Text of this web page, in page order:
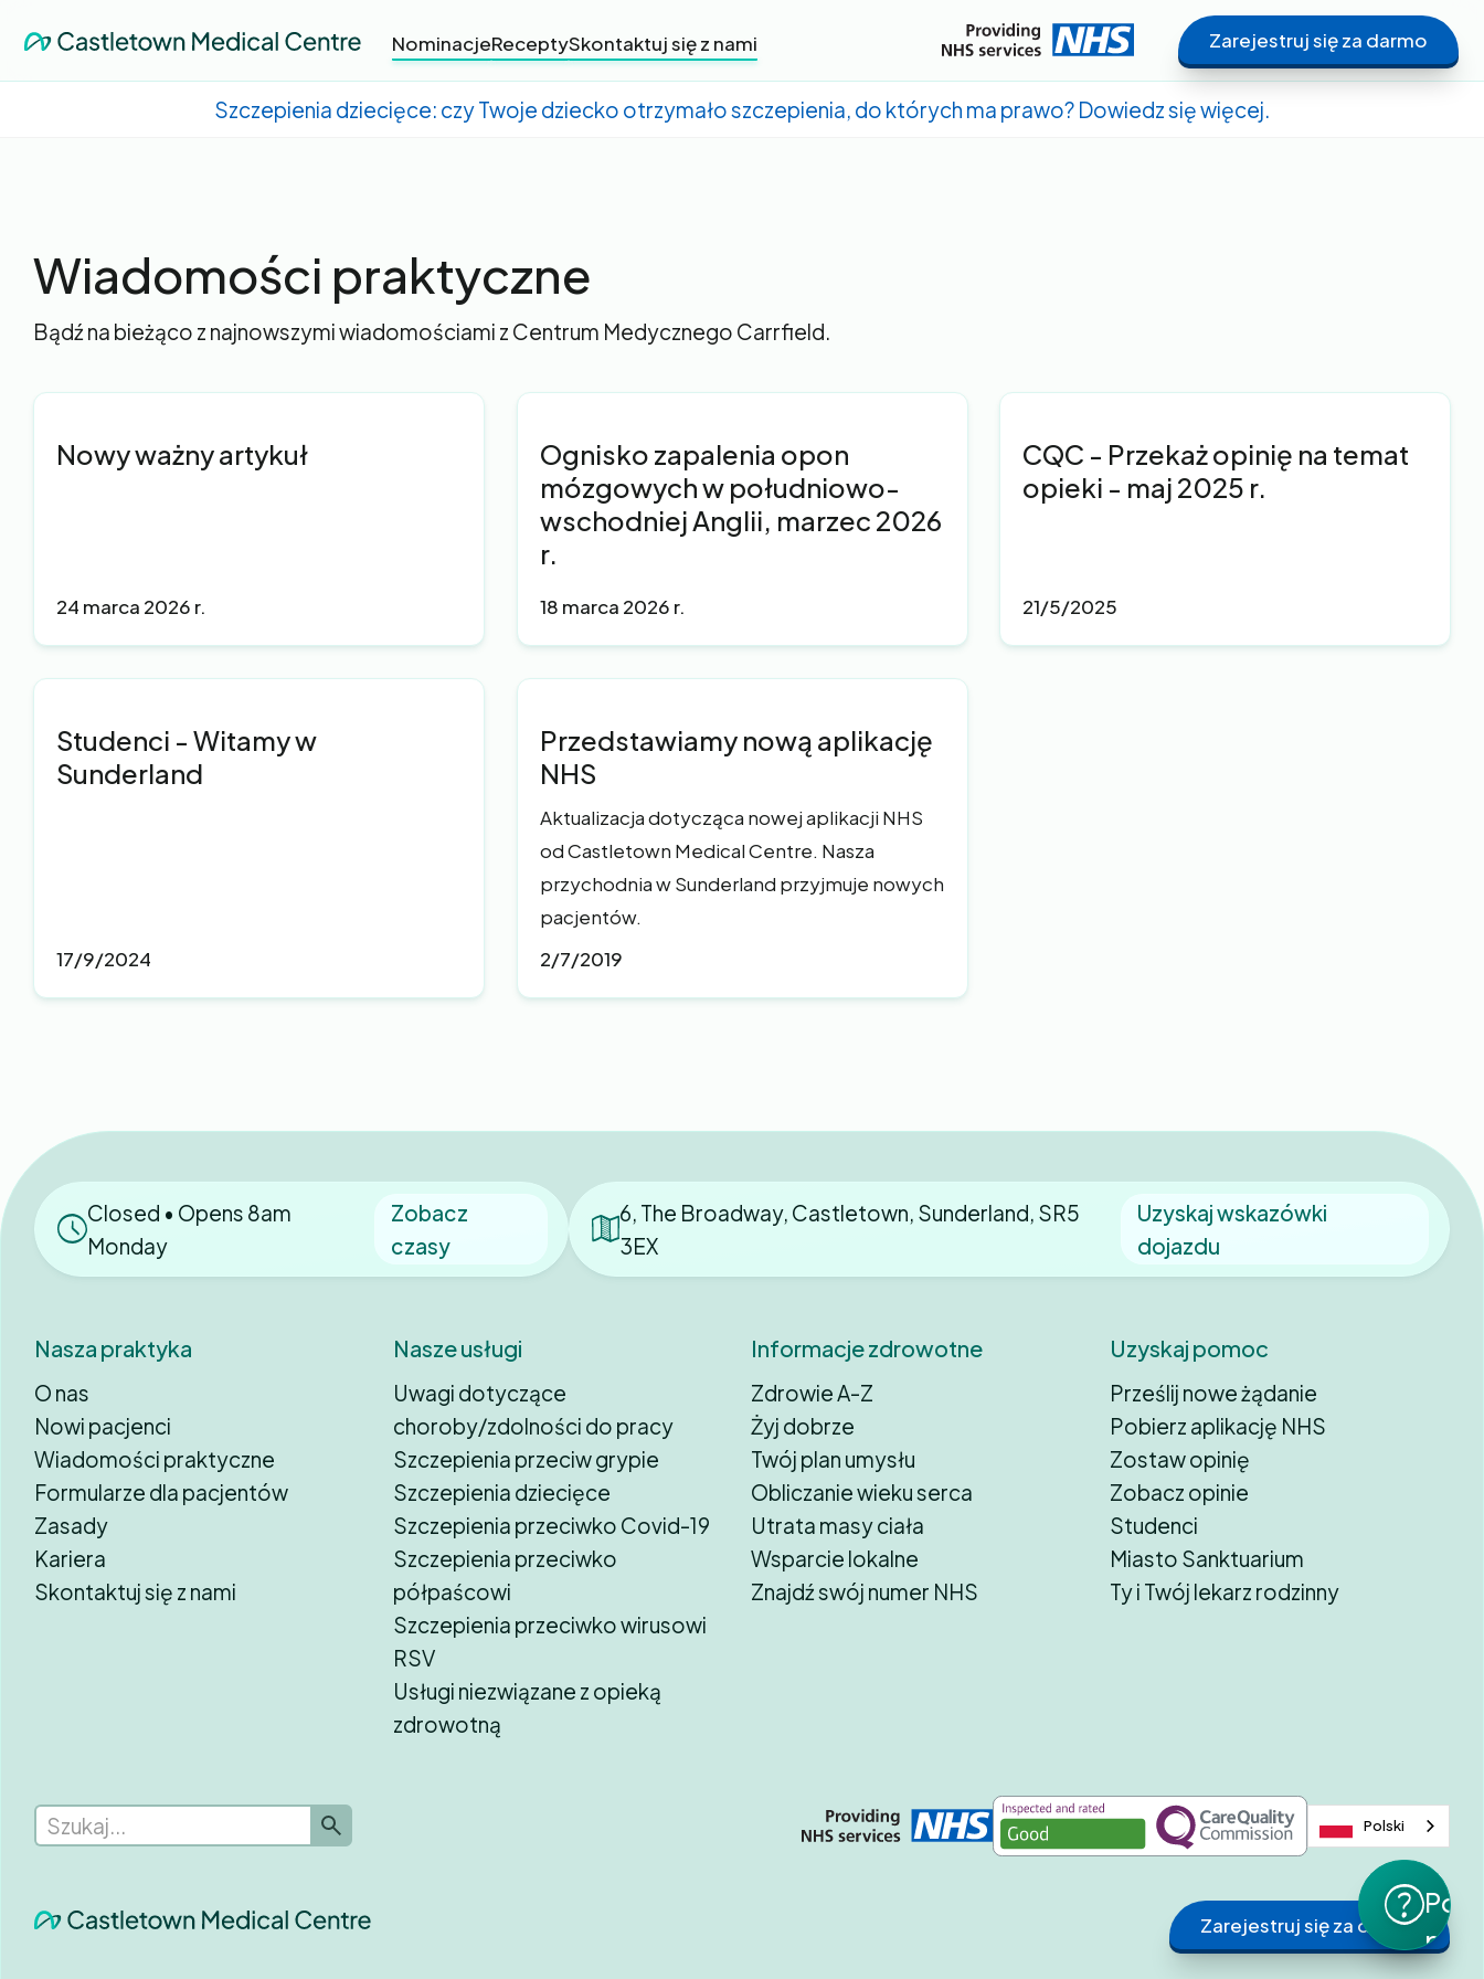
NominacjeReceptySkontaktuj się z nami Zarejestruj się za darmo
Szczepienia dziecięce: czy Twoje dziecko otrzymało szczepienia, do których ma prawo? Dowiedz się więcej.
Wiadomości praktyczne
Bądź na bieżąco z najnowszymi wiadomościami z Centrum Medycznego Carrfield.
Nowy ważny artykuł
24 marca 2026 r.
Ognisko zapalenia opon
mózgowych w południowo-
wschodniej Anglii, marzec 2026
r.
18 marca 2026 r.
CQC - Przekaż opinię na temat
opieki - maj 2025 r.
21/5/2025
Studenci - Witamy w
Sunderland
17/9/2024
Przedstawiamy nową aplikację
NHS
Aktualizacja dotycząca nowej aplikacji NHS
od Castletown Medical Centre. Nasza
przychodnia w Sunderland przyjmuje nowych
pacjentów.
2/7/2019
Closed • Opens 8am
Monday
Zobacz
czasy
6, The Broadway, Castletown, Sunderland, SR5
3EX
Uzyskaj wskazówki
dojazdu
Nasza praktyka
O nas
Nowi pacjenci
Wiadomości praktyczne
Formularze dla pacjentów
Zasady
Kariera
Skontaktuj się z nami
Nasze usługi
Uwagi dotyczące
choroby/zdolności do pracy
Szczepienia przeciw grypie
Szczepienia dziecięce
Szczepienia przeciwko Covid-19
Szczepienia przeciwko
półpaścowi
Szczepienia przeciwko wirusowi
RSV
Usługi niezwiązane z opieką
zdrowotną
Informacje zdrowotne
Zdrowie A-Z
Żyj dobrze
Twój plan umysłu
Obliczanie wieku serca
Utrata masy ciała
Wsparcie lokalne
Znajdź swój numer NHS
Uzyskaj pomoc
Prześlij nowe żądanie
Pobierz aplikację NHS
Zostaw opinię
Zobacz opinie
Studenci
Miasto Sanktuarium
Ty i Twój lekarz rodzinny
Polski
Zarejestruj się za darmo